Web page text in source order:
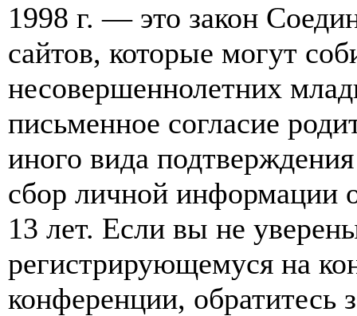
1998 г. — это закон
сайтов, которые могут
несовершеннолетних
письменное согласие
иного вида
сбор личной информации
13 лет. Если вы не
регистрирующемуся на
конференции, обратитесь